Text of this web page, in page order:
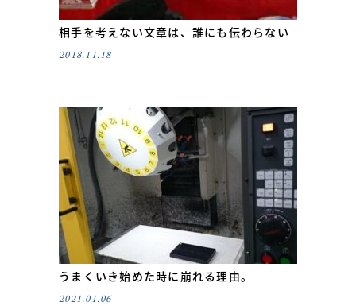
相手を考えない文章は、誰にも伝わらない
2018.11.18
うまくいき始めた時に崩れる理由。
2021.01.06